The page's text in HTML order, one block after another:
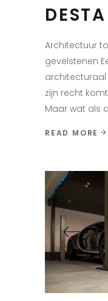
DESTA
Architectuur
gevelstenen
zijn recht
Maar wat als
READ MORE